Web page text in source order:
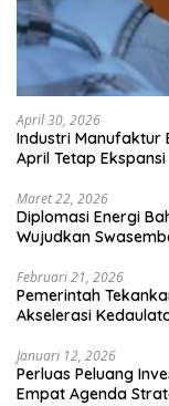
April 30, 2026
Industri Manufaktur
April Tetap Ekspansi
Maret 22, 2026
Diplomasi Energi
Wujudkan
Februari 21, 2026
Pemerintah
Akselerasi
Januari 12, 2026
Perluas Peluang
Empat Agenda